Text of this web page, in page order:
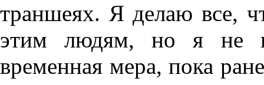
траншеях. Я делаю все,
этим людям, но я не
временная мера, пока